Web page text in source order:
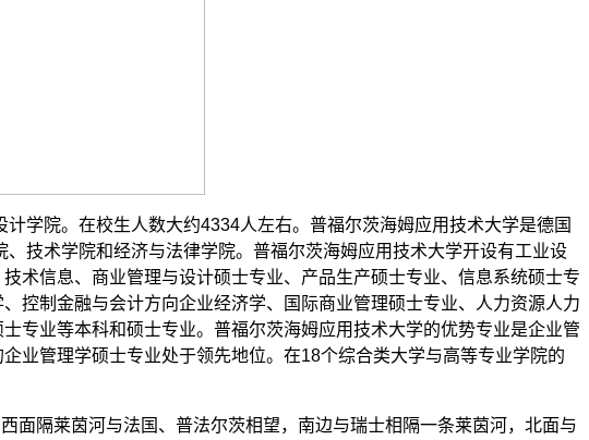
学院。在校生人数大约4334人左右。普福尔茨海姆应用技术大学是德国
技术学院和经济与法律学院。普福尔茨海姆应用技术大学开设有工业设
术信息、商业管理与设计硕士专业、产品生产硕士专业、信息系统硕士专
控制金融与会计方向企业经济学、国际商业管理硕士专业、人力资源人力
专业等本科和硕士专业。普福尔茨海姆应用技术大学的优势专业是企业管
业管理学硕士专业处于领先地位。在18个综合类大学与高等专业学院的
面隔莱茵河与法国、普法尔茨相望，南边与瑞士相隔一条莱茵河，北面与